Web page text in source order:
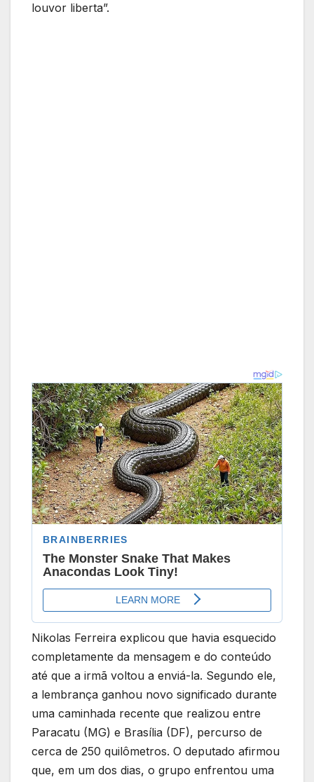
louvor liberta”.
Nikolas Ferreira explicou que havia esquecido
completamente da mensagem e do conteúdo
até que a irmã voltou a enviá-la. Segundo ele,
a lembrança ganhou novo significado durante
uma caminhada recente que realizou entre
Paracatu (MG) e Brasília (DF), percurso de
cerca de 250 quilômetros. O deputado afirmou
que, em um dos dias, o grupo enfrentou uma